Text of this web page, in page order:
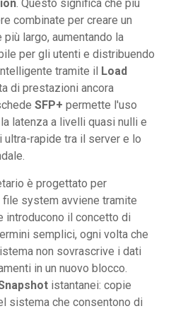
. Questo significa che più
combinate per creare un
largo, aumentando la
per gli utenti e distribuendo
tramite il Load
di prestazioni ancora
SFP+ permette l'uso
latenza a livelli quasi nulli e
rapide tra il server e lo
è progettato per
system avviene tramite
introducono il concetto di
semplici, ogni volta che
non sovrascrive i dati
in un nuovo blocco.
istantanei: copie
sistema che consentono di